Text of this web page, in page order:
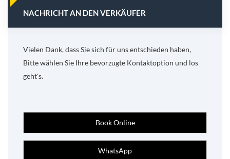
NACHRICHT AN DEN VERKÄUFER
Vielen Dank, dass Sie sich für uns entschieden haben,
Bitte wählen Sie Ihre bevorzugte Kontaktoption und los
geht's.